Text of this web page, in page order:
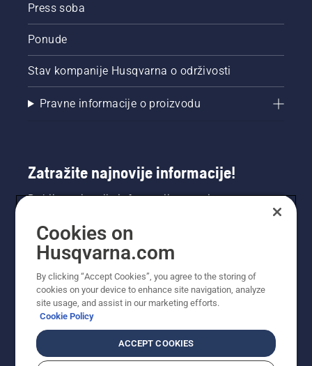
Press soba
Ponude
Stav kompanije Husqvarna o održivosti
Pravne informacije o proizvodu
Zatražite najnovije informacije!
Dobijte najnovije informacije o novim
toga. Ovdje se registrirajte za naš bilten.
Cookies on
Husqvarna.com
By clicking “Accept Cookies”, you agree to the storing of
cookies on your device to enhance site navigation, analyze
site usage, and assist in our marketing efforts.
Cookie Policy
ACCEPT COOKIES